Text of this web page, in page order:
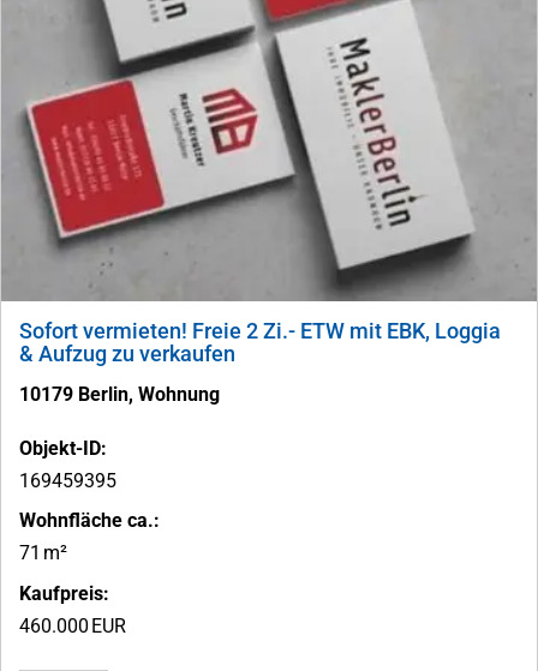
Sofort vermieten! Freie 2 Zi.- ETW mit EBK, Loggia
& Aufzug zu verkaufen
10179 Berlin, Wohnung
Objekt-ID:
169459395
Wohnfläche ca.:
71 m²
Kaufpreis:
460.000 EUR